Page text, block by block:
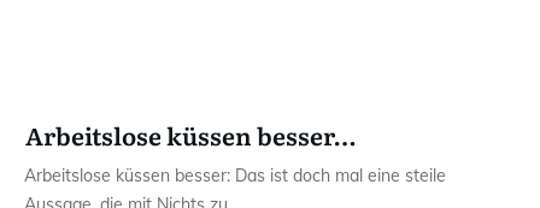
Arbeitslose küssen besser…
Arbeitslose küssen besser: Das ist doch mal eine steile